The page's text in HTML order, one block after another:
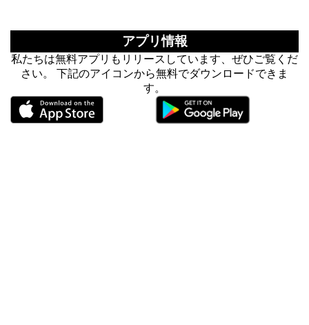
アプリ情報
私たちは無料アプリもリリースしています、ぜひご覧くだ
さい。 下記のアイコンから無料でダウンロードできま
す。